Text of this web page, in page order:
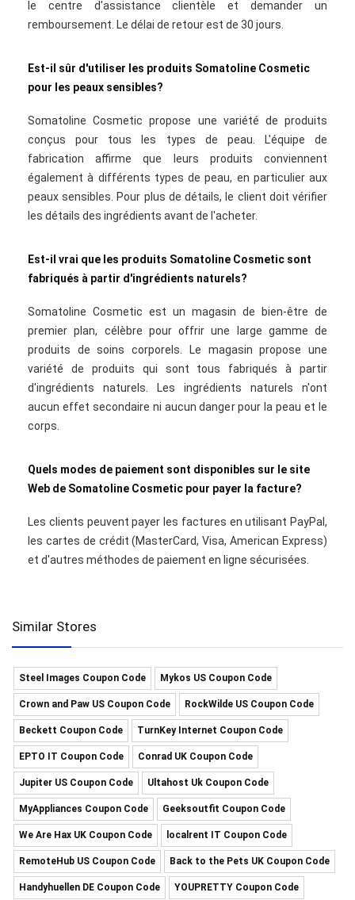
le centre d'assistance clientèle et demander un
remboursement. Le délai de retour est de 30 jours.
Est-il sûr d'utiliser les produits Somatoline Cosmetic
pour les peaux sensibles?
Somatoline Cosmetic propose une variété de produits
conçus pour tous les types de peau. L'équipe de
fabrication affirme que leurs produits conviennent
également à différents types de peau, en particulier aux
peaux sensibles. Pour plus de détails, le client doit vérifier
les détails des ingrédients avant de l'acheter.
Est-il vrai que les produits Somatoline Cosmetic sont
fabriqués à partir d'ingrédients naturels?
Somatoline Cosmetic est un magasin de bien-être de
premier plan, célèbre pour offrir une large gamme de
produits de soins corporels. Le magasin propose une
variété de produits qui sont tous fabriqués à partir
d'ingrédients naturels. Les ingrédients naturels n'ont
aucun effet secondaire ni aucun danger pour la peau et le
corps.
Quels modes de paiement sont disponibles sur le site
Web de Somatoline Cosmetic pour payer la facture?
Les clients peuvent payer les factures en utilisant PayPal,
les cartes de crédit (MasterCard, Visa, American Express)
et d'autres méthodes de paiement en ligne sécurisées.
Similar Stores
Steel Images Coupon Code Mykos US Coupon Code
Crown and Paw US Coupon Code RockWilde US Coupon Code
Beckett Coupon Code TurnKey Internet Coupon Code
EPTO IT Coupon Code Conrad UK Coupon Code
Jupiter US Coupon Code Ultahost Uk Coupon Code
MyAppliances Coupon Code Geeksoutfit Coupon Code
We Are Hax UK Coupon Code localrent IT Coupon Code
RemoteHub US Coupon Code Back to the Pets UK Coupon Code
Handyhuellen DE Coupon Code YOUPRETTY Coupon Code